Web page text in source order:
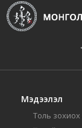
Мэдээлэл
Толь зохиох